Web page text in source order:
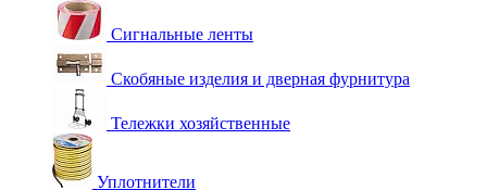
Сигнальные ленты
Скобяные изделия и дверная фурнитура
Тележки хозяйственные
Уплотнители